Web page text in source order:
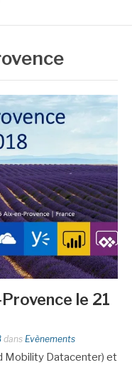
le 21
dans Evènements
Mobility Datacenter) et